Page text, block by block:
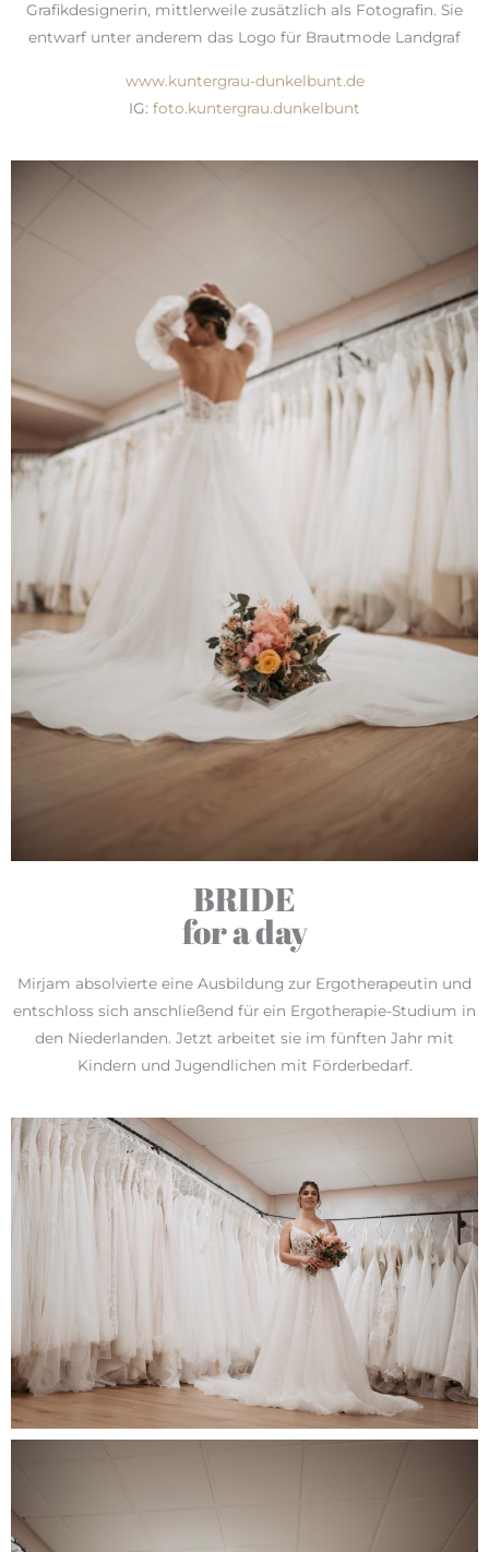
Grafikdesignerin, mittlerweile zusätzlich als Fotografin. Sie
entwarf unter anderem das Logo für Brautmode Landgraf
www.kuntergrau-dunkelbunt.de
IG: foto.kuntergrau.dunkelbunt
BRIDE
for a day
Mirjam absolvierte eine Ausbildung zur Ergotherapeutin und
entschloss sich anschließend für ein Ergotherapie-Studium in
den Niederlanden. Jetzt arbeitet sie im fünften Jahr mit
Kindern und Jugendlichen mit Förderbedarf.